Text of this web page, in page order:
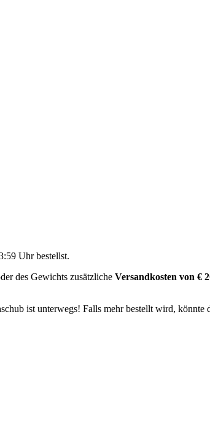
Uhrbestellst.
des Gewichts zusätzliche Versandkosten von €
ist unterwegs! Falls mehr bestellt wird, könnte